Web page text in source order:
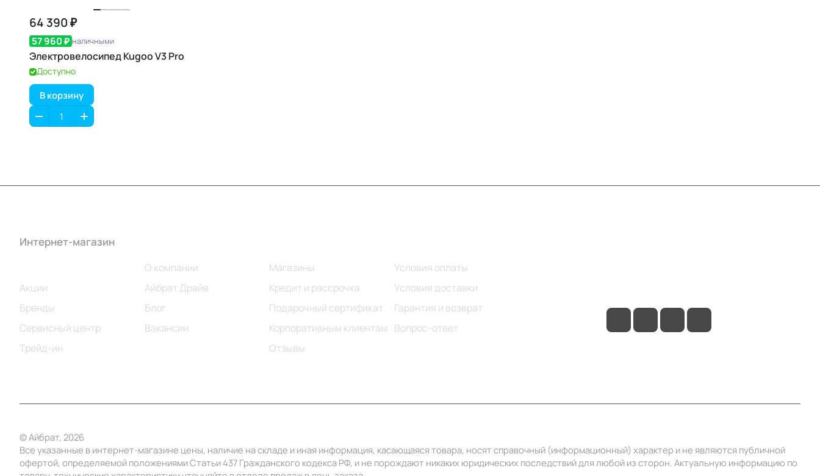
64 390 ₽
57 960 ₽ наличными
Электровелосипед Kugoo V3 Pro
Доступно
В корзину
Интернет-магазин
Акции
Бренды
Сервисный центр
Трейд-ин
О компании
Айбрат Драйв
Блог
Вакансии
Магазины
Кредит и рассрочка
Подарочный сертификат
Корпоративным клиентам
Отзывы
Условия оплаты
Условия доставки
Гарантия и возврат
Вопрос-ответ
© Айбрат, 2026
Все указанные в интернет-магазине цены, наличие на складе и иная информация, касающаяся товара, носят справочный (информационный) характер и не являются публичной
офертой, определяемой положениями Статьи 437 Гражданского кодекса РФ, и не порождают никаких юридических последствий для любой из сторон. Актуальную информацию по